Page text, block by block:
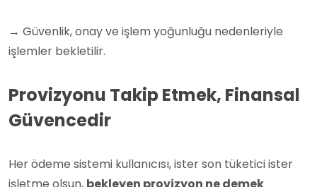
→ Güvenlik, onay ve işlem yoğunluğu nedenleriyle
işlemler bekletilir.
Provizyonu Takip Etmek, Finansal
Güvencedir
Her ödeme sistemi kullanıcısı, ister son tüketici ister